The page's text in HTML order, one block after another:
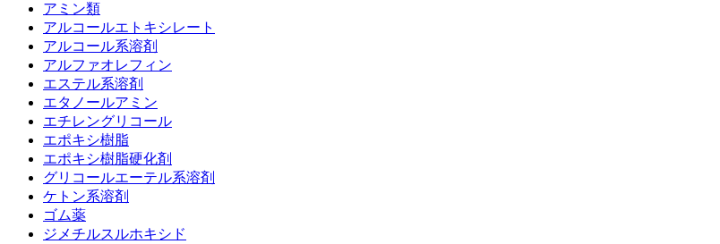
アミン類
アルコールエトキシレート
アルコール系溶剤
アルファオレフィン
エステル系溶剤
エタノールアミン
エチレングリコール
エポキシ樹脂
エポキシ樹脂硬化剤
グリコールエーテル系溶剤
ケトン系溶剤
ゴム薬
ジメチルスルホキシド